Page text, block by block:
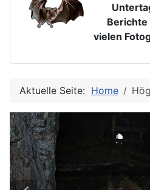
Berichte
vielen
Aktuelle Seite: Home